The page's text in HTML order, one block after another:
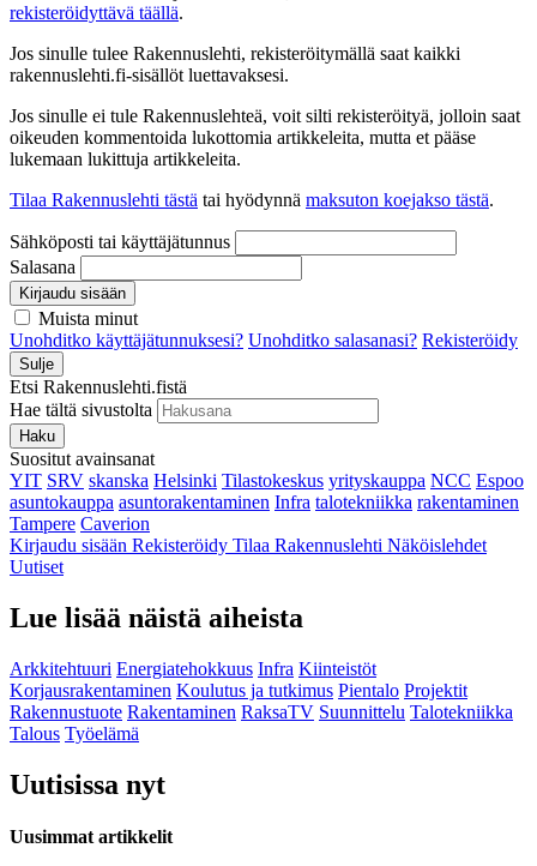
rekisteröidyttävä täällä.
Jos sinulle tulee Rakennuslehti, rekisteröitymällä saat kaikki
rakennuslehti.fi-sisällöt luettavaksesi.
Jos sinulle ei tule Rakennuslehteä, voit silti rekisteröityä, jolloin saat
oikeuden kommentoida lukottomia artikkeleita, mutta et pääse
lukemaan lukittuja artikkeleita.
Tilaa Rakennuslehti tästä tai hyödynnä maksuton koejakso tästä.
Sähköposti tai käyttäjätunnus
Salasana
Kirjaudu sisään
Muista minut
Unohditko käyttäjätunnuksesi? Unohditko salasanasi? Rekisteröidy
Sulje
Etsi Rakennuslehti.fistä
Hae tältä sivustolta
Haku
Suositut avainsanat
YIT SRV skanska Helsinki Tilastokeskus yrityskauppa NCC Espoo
asuntokauppa asuntorakentaminen Infra talotekniikka rakentaminen
Tampere Caverion
Kirjaudu sisään Rekisteröidy Tilaa Rakennuslehti Näköislehdet
Uutiset
Lue lisää näistä aiheista
Arkkitehtuuri Energiatehokkuus Infra Kiinteistöt
Korjausrakentaminen Koulutus ja tutkimus Pientalo Projektit
Rakennustuote Rakentaminen RaksaTV Suunnittelu Talotekniikka
Talous Työelämä
Uutisissa nyt
Uusimmat artikkelit